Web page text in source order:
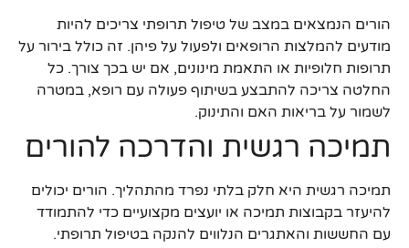
הורים הנמצאים במצב של טיפול תרופתי צריכים להיות
מודעים להמלצות הרופאים ולפעול על פיהן. זה כולל בירור על
תרופות חלופיות או התאמת מינונים, אם יש בכך צורך. כל
החלטה צריכה להתבצע בשיתוף פעולה עם רופא, במטרה
לשמור על בריאות האם והתינוק.
תמיכה רגשית והדרכה להורים
תמיכה רגשית היא חלק בלתי נפרד מהתהליך. הורים יכולים
להיעזר בקבוצות תמיכה או יועצים מקצועיים כדי להתמודד
עם החששות והאתגרים הנלווים להנקה בטיפול תרופתי.